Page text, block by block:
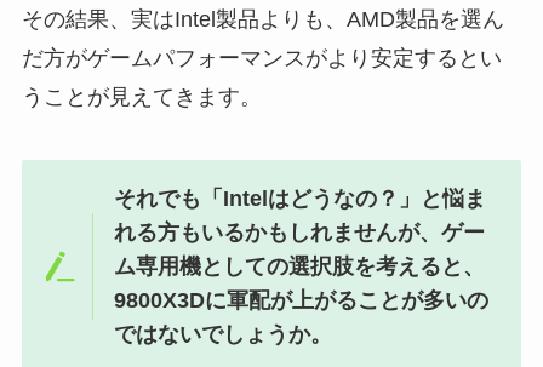
その結果、実はIntel製品よりも、AMD製品を選ん
だ方がゲームパフォーマンスがより安定するとい
うことが見えてきます。
それでも「Intelはどうなの？」と悩ま
れる方もいるかもしれませんが、ゲー
ム専用機としての選択肢を考えると、
9800X3Dに軍配が上がることが多いの
ではないでしょうか。